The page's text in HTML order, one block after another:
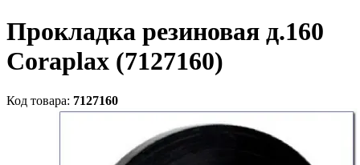
Прокладка резиновая д.160
Coraplax (7127160)
Код товара: 7127160